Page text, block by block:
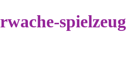
spielzeug